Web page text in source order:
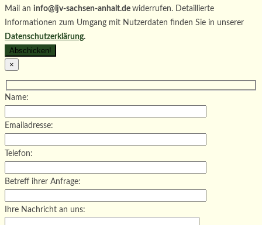
Mail an info@ljv-sachsen-anhalt.de widerrufen. Detaillierte
Informationen zum Umgang mit Nutzerdaten finden Sie in unserer
Datenschutzerklärung.
×
Name:
Emailadresse:
Telefon:
Betreff ihrer Anfrage:
Ihre Nachricht an uns: